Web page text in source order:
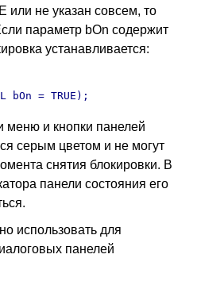
или не указан совсем, то
параметр bOn содержит
устанавливается:
меню и кнопки панелей
серым цветом и не могут
снятия блокировки. В
панели состояния его
использовать для
панелей